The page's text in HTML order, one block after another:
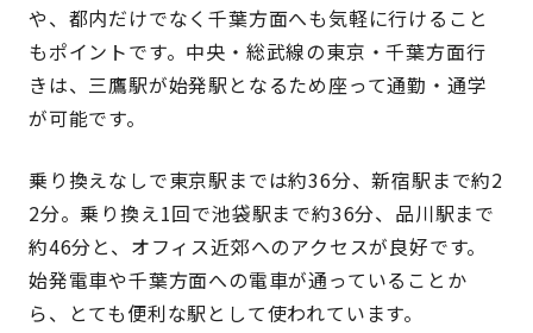
や、都内だけでなく千葉方面へも気軽に行けること
もポイントです。中央・総武線の東京・千葉方面行
きは、三鷹駅が始発駅となるため座って通勤・通学
が可能です。
乗り換えなしで東京駅までは約36分、新宿駅まで約2
2分。乗り換え1回で池袋駅まで約36分、品川駅まで
約46分と、オフィス近郊へのアクセスが良好です。
始発電車や千葉方面への電車が通っていることか
ら、とても便利な駅として使われています。